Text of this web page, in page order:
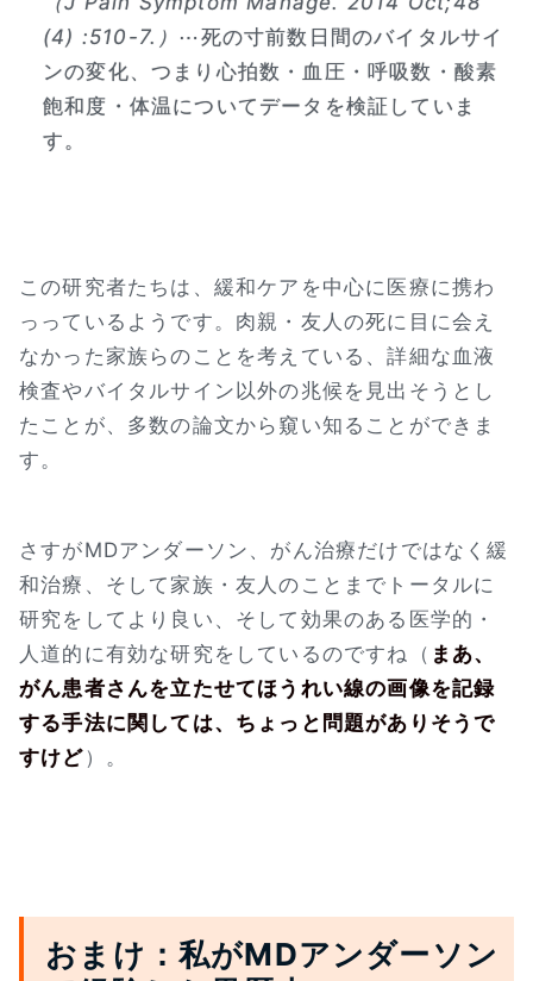
(4) :510-7.） ⋯死の寸前数日間のバイタルサイ
ンの変化、つまり心拍数・血圧・呼吸数・酸素
飽和度・体温についてデータを検証していま
す。
この研究者たちは、緩和ケアを中心に医療に携わ
っっているようです。肉親・友人の死に目に会え
なかった家族らのことを考えている、詳細な血液
検査やバイタルサイン以外の兆候を見出そうとし
たことが、多数の論文から窺い知ることができま
す。
さすがMDアンダーソン、がん治療だけではなく緩
和治療、そして家族・友人のことまでトータルに
研究をしてより良い、そして効果のある医学的・
人道的に有効な研究をしているのですね（ まあ、
がん患者さんを立たせてほうれい線の画像を記録
する手法に関しては、ちょっと問題がありそうで
すけど）。
おまけ：私がMDアンダーソン